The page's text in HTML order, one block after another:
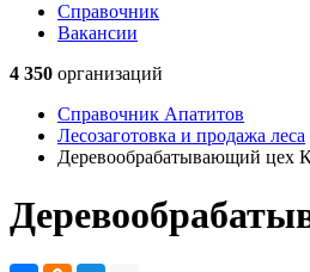
Справочник
Вакансии
4 350 организаций
Справочник Апатитов
Лесозаготовка и продажа леса
Деревообрабатывающий цех